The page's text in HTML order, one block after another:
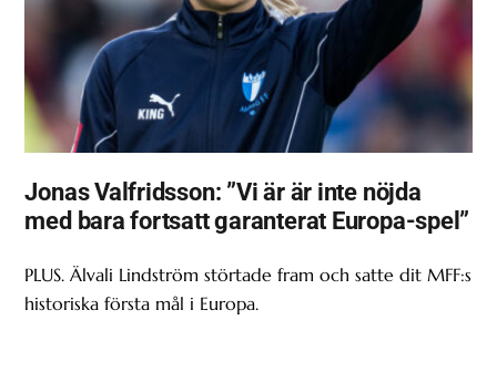
Jonas Valfridsson: ”Vi är är inte nöjda
med bara fortsatt garanterat Europa-spel”
PLUS. Älvali Lindström störtade fram och satte dit MFF:s
historiska första mål i Europa.